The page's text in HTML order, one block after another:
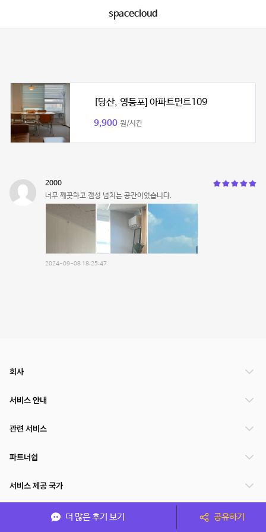
spacecloud
[당산, 영등포] 아파트먼트109
9,900 원/시간
2000
너무 깨끗하고 갬성 넘치는 공간이었습니다.
2024-09-08 18:25:47
더 많은 후기 보기 공유하기
회사
서비스 안내
관련 서비스
파트너쉽
서비스 제공 국가